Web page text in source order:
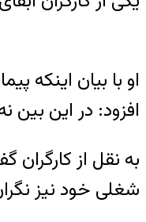
او با بیان اینکه
افزود: در این بین
به نقل از
شغلی خود نیز